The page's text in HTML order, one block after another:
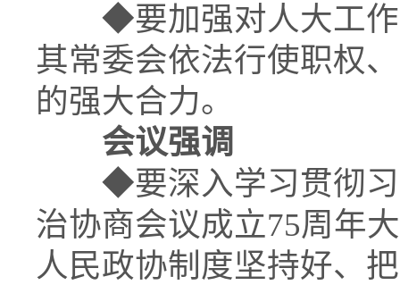
◆要加强对人大工
其常委会依法行使职权
的强大合力。
会议强调
◆要深入学习贯彻
治协商会议成立75周年
人民政协制度坚持好、